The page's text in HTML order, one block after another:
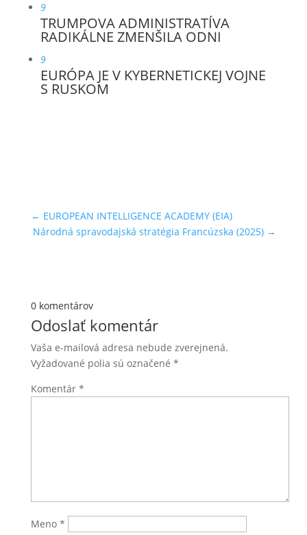
9
TRUMPOVA ADMINISTRATÍVA
RADIKÁLNE ZMENŠILA ODNI
9
EURÓPA JE V KYBERNETICKEJ VOJNE
S RUSKOM
← EUROPEAN INTELLIGENCE ACADEMY (EIA)
Národná spravodajská stratégia Francúzska (2025) →
0 komentárov
Odoslať komentár
Vaša e-mailová adresa nebude zverejnená.
Vyžadované polia sú označené *
Komentár *
Meno *